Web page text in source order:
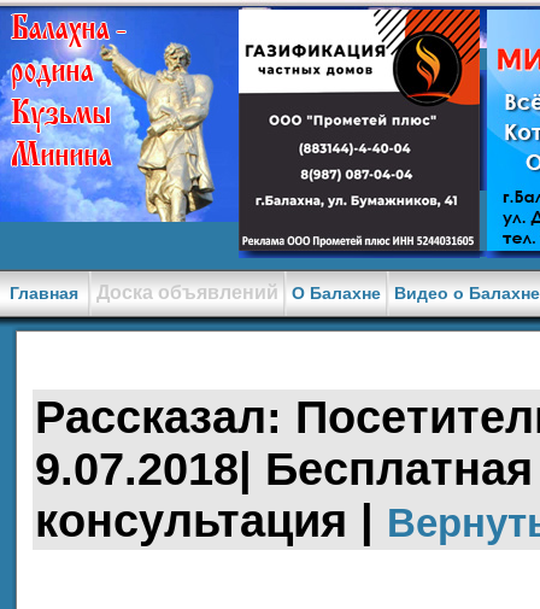
Главная Доска объявлений О Балахне Видео о
Рассказал:
9.07.2018|
консультация |